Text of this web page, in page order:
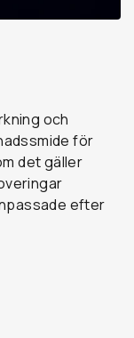
och
för
det gäller
efter